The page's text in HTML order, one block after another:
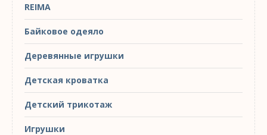
REIMA
Байковое одеяло
Деревянные игрушки
Детская кроватка
Детский трикотаж
Игрушки